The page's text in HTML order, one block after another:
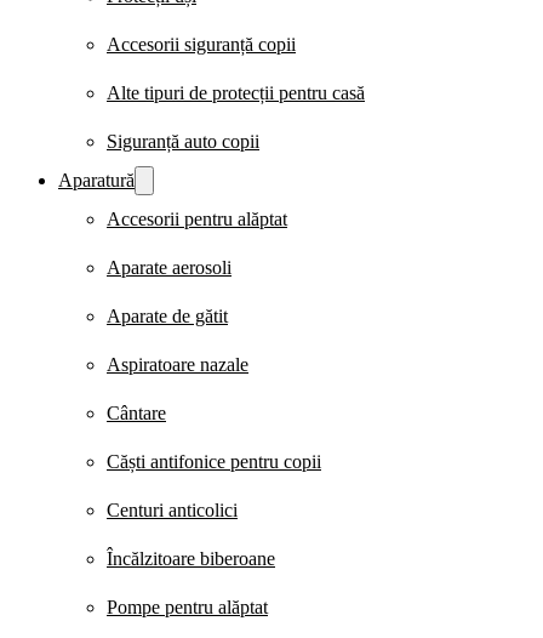
Accesorii siguranță copii
Alte tipuri de protecții pentru casă
Siguranță auto copii
Aparatură
Accesorii pentru alăptat
Aparate aerosoli
Aparate de gătit
Aspiratoare nazale
Cântare
Căști antifonice pentru copii
Centuri anticolici
Încălzitoare biberoane
Pompe pentru alăptat